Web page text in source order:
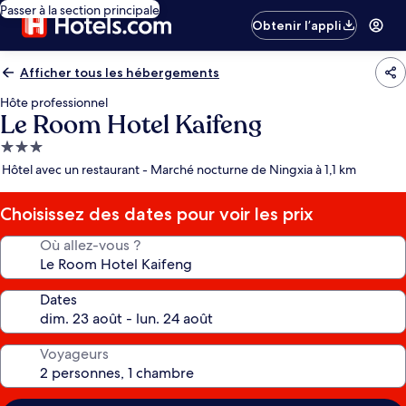
Passer à la section principale
Obtenir l’appli
Afficher tous les hébergements
Hôte professionnel
Le Room Hotel Kaifeng
Hébergement
3.0 étoiles
Hôtel avec un restaurant - Marché nocturne de Ningxia à 1,1 km
Choisissez des dates pour voir les prix
Où allez-vous ?
Dates
Voyageurs